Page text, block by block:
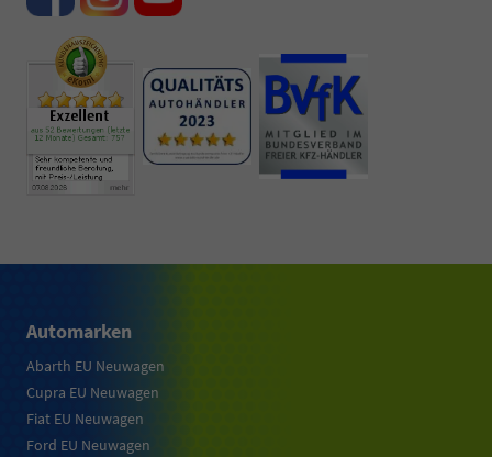
Automarken
Abarth EU Neuwagen
Cupra EU Neuwagen
Fiat EU Neuwagen
Ford EU Neuwagen